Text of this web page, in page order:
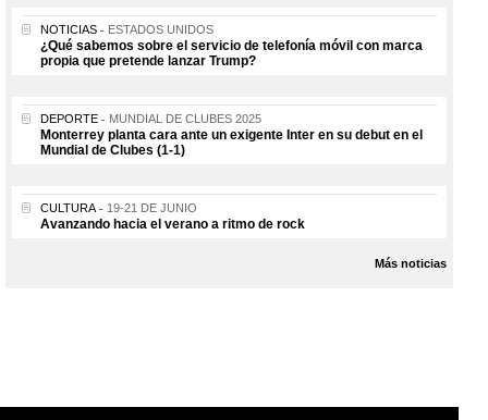
NOTICIAS ESTADOS UNIDOS
¿Qué sabemos sobre el servicio de telefonía móvil con marca
propia que pretende lanzar Trump?
DEPORTE MUNDIAL DE CLUBES 2025
Monterrey planta cara ante un exigente Inter en su debut en el
Mundial de Clubes (1-1)
CULTURA 19-21 DE JUNIO
Avanzando hacia el verano a ritmo de rock
Más noticias